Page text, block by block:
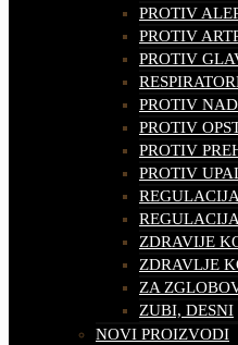
PROTIV
PROTIV
PROTIV
PROTIV
PROTIV
PROTIV
PROTIV
ZDRAVIJE
ZDRAVLJE
ZA
ZUBI, DESNI
NOVI PROIZVODI